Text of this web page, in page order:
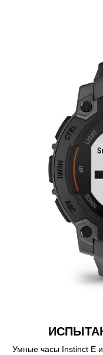
Умные часы Instinct E